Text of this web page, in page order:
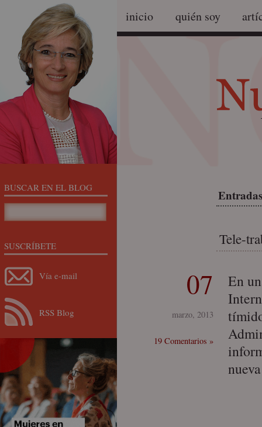
inicio quién soy
Tele-
07
marzo, 2013
19 Comentarios »
En
BUSCAR EN EL BLOG
SUSCRÍBETE
Vía e-mail
RSS Blog